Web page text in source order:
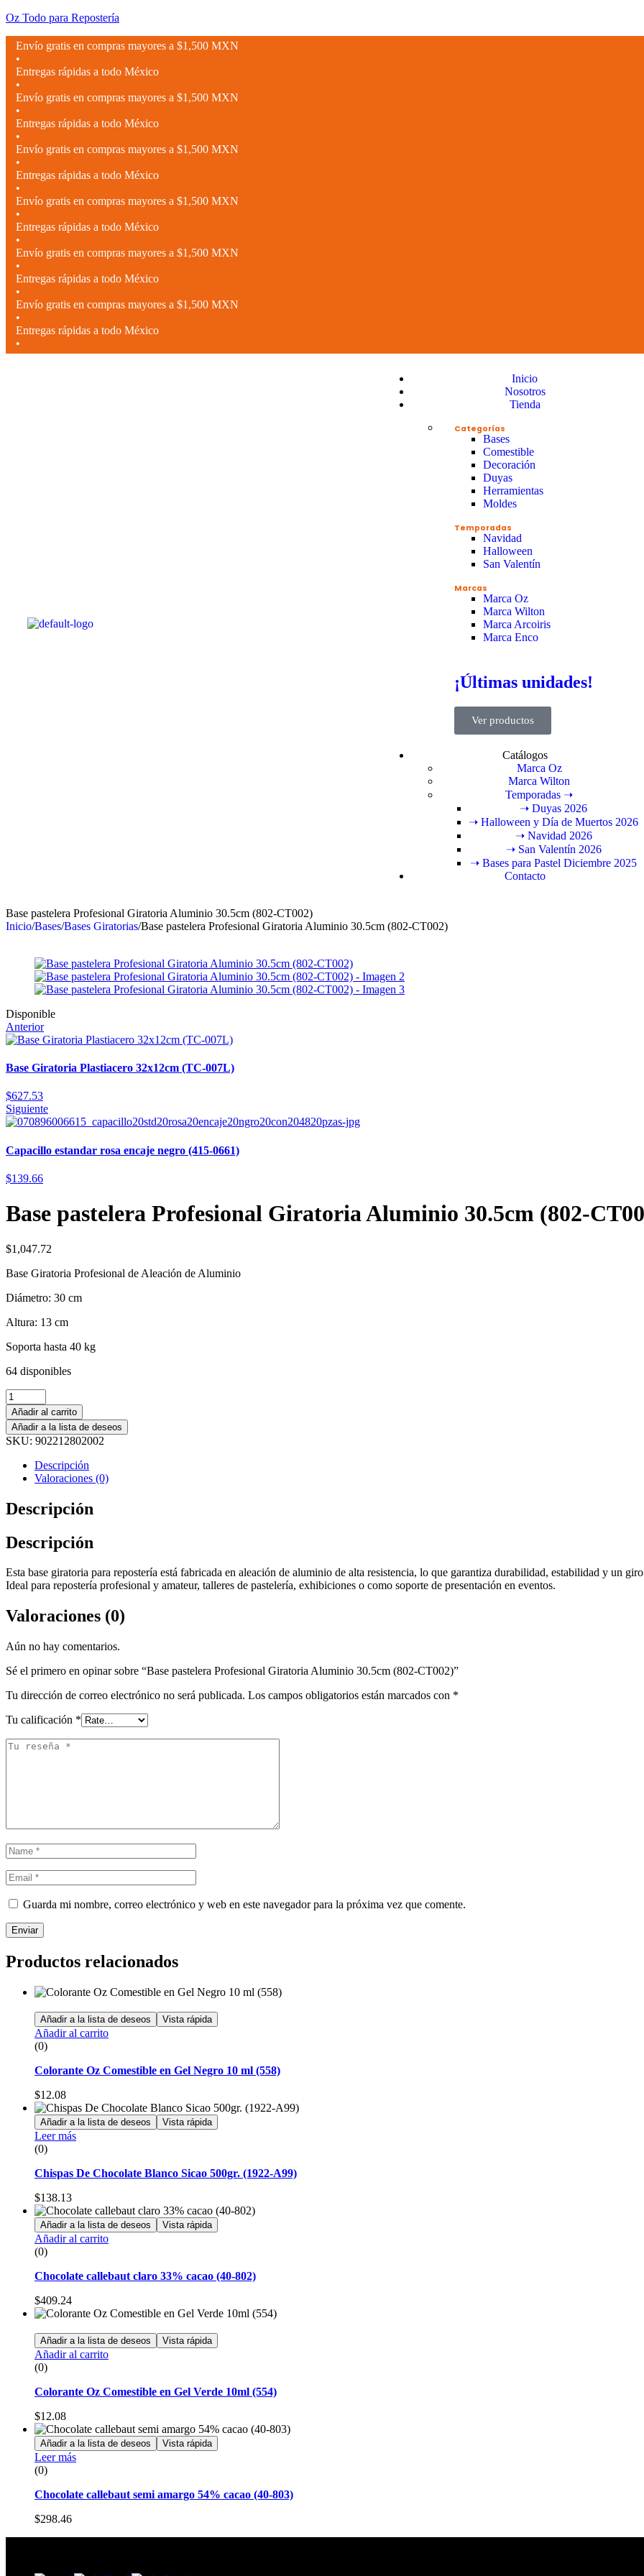
Oz Todo para Repostería
Envío gratis en compras mayores a $1,500 MXN
•
Entregas rápidas a todo México
•
Envío gratis en compras mayores a $1,500 MXN
•
Entregas rápidas a todo México
•
Envío gratis en compras mayores a $1,500 MXN
•
Entregas rápidas a todo México
•
Envío gratis en compras mayores a $1,500 MXN
•
Entregas rápidas a todo México
•
Envío gratis en compras mayores a $1,500 MXN
•
Entregas rápidas a todo México
•
Envío gratis en compras mayores a $1,500 MXN
•
Entregas rápidas a todo México
•
Inicio
Nosotros
Tienda
Categorías
Bases
Comestible
Decoración
Duyas
Herramientas
Moldes
Temporadas
Navidad
Halloween
San Valentín
Marcas
Marca Oz
Marca Wilton
Marca Arcoiris
Marca Enco
¡Últimas unidades!
Ver productos
Catálogos
Marca Oz
Marca Wilton
Temporadas ➝
➝ Duyas 2026
➝ Halloween y Día de Muertos 2026
➝ Navidad 2026
➝ San Valentín 2026
➝ Bases para Pastel Diciembre 2025
Contacto
Base pastelera Profesional Giratoria Aluminio 30.5cm (802-CT002)
Inicio/Bases/Bases Giratorias/Base pastelera Profesional Giratoria Aluminio 30.5cm (802-CT002)
Disponible
Anterior
Base Giratoria Plastiacero 32x12cm (TC-007L)
$627.53
Siguiente
Capacillo estandar rosa encaje negro (415-0661)
$139.66
Base pastelera Profesional Giratoria Aluminio 30.5cm (802-
$1,047.72
Base Giratoria Profesional de Aleación de Aluminio
Diámetro: 30 cm
Altura: 13 cm
Soporta hasta 40 kg
64 disponibles
Añadir al carrito
Añadir a la lista de deseos
SKU: 902212802002
Descripción
Valoraciones (0)
Descripción
Descripción
Esta base giratoria para repostería está fabricada en aleación de aluminio de alta resistencia, lo que garantiza durabilidad, estabilidad y un
Ideal para repostería profesional y amateur, talleres de pastelería, exhibiciones o como soporte de presentación en eventos.
Valoraciones (0)
Aún no hay comentarios.
Sé el primero en opinar sobre “Base pastelera Profesional Giratoria Aluminio 30.5cm (802-CT002)”
Tu dirección de correo electrónico no será publicada. Los campos obligatorios están marcados con *
Tu calificación *
Guarda mi nombre, correo electrónico y web en este navegador para la próxima vez que comente.
Enviar
Productos relacionados
Añadir a la lista de deseos Vista rápida
Añadir al carrito
(0)
Colorante Oz Comestible en Gel Negro 10 ml (558)
$12.08
Añadir a la lista de deseos Vista rápida
Leer más
(0)
Chispas De Chocolate Blanco Sicao 500gr. (1922-A99)
$138.13
Añadir a la lista de deseos Vista rápida
Añadir al carrito
(0)
Chocolate callebaut claro 33% cacao (40-802)
$409.24
Añadir a la lista de deseos Vista rápida
Añadir al carrito
(0)
Colorante Oz Comestible en Gel Verde 10ml (554)
$12.08
Añadir a la lista de deseos Vista rápida
Leer más
(0)
Chocolate callebaut semi amargo 54% cacao (40-803)
$298.46